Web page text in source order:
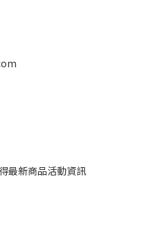
最新商品活動資訊